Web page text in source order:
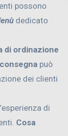
possono
dedicato
di ordinazione
può
dei clienti
di
Cosa